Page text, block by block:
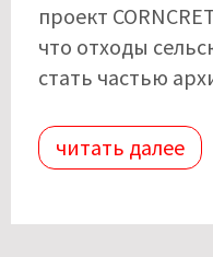
проект
что отходы
стать частью
читать далее